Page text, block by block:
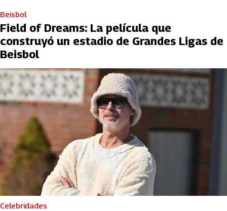
Beisbol
Field of Dreams: La película que
construyó un estadio de Grandes Ligas de
Beisbol
Celebridades